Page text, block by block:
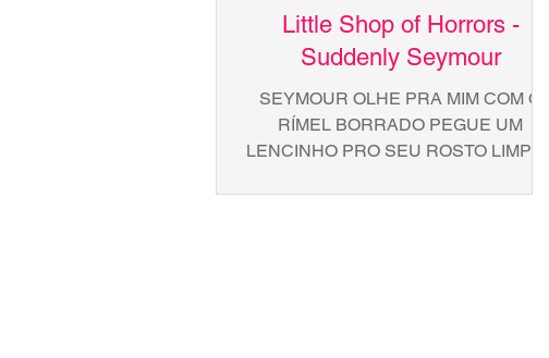
Little Shop of Horrors -
Suddenly Seymour
SEYMOUR OLHE PRA MIM COM O
RÍMEL BORRADO PEGUE UM
LENCINHO PRO SEU ROSTO LIMPAR